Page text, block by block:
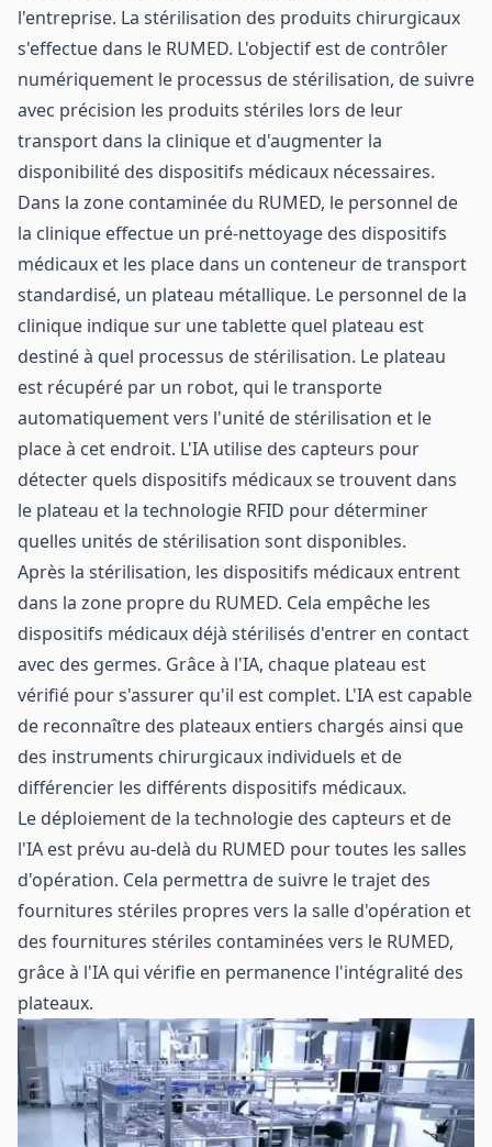
l'entreprise. La stérilisation des produits chirurgicaux
s'effectue dans le RUMED. L'objectif est de contrôler
numériquement le processus de stérilisation, de suivre
avec précision les produits stériles lors de leur
transport dans la clinique et d'augmenter la
disponibilité des dispositifs médicaux nécessaires.
Dans la zone contaminée du RUMED, le personnel de
la clinique effectue un pré-nettoyage des dispositifs
médicaux et les place dans un conteneur de transport
standardisé, un plateau métallique. Le personnel de la
clinique indique sur une tablette quel plateau est
destiné à quel processus de stérilisation. Le plateau
est récupéré par un robot, qui le transporte
automatiquement vers l'unité de stérilisation et le
place à cet endroit. L'IA utilise des capteurs pour
détecter quels dispositifs médicaux se trouvent dans
le plateau et la technologie RFID pour déterminer
quelles unités de stérilisation sont disponibles.
Après la stérilisation, les dispositifs médicaux entrent
dans la zone propre du RUMED. Cela empêche les
dispositifs médicaux déjà stérilisés d'entrer en contact
avec des germes. Grâce à l'IA, chaque plateau est
vérifié pour s'assurer qu'il est complet. L'IA est capable
de reconnaître des plateaux entiers chargés ainsi que
des instruments chirurgicaux individuels et de
différencier les différents dispositifs médicaux.
Le déploiement de la technologie des capteurs et de
l'IA est prévu au-delà du RUMED pour toutes les salles
d'opération. Cela permettra de suivre le trajet des
fournitures stériles propres vers la salle d'opération et
des fournitures stériles contaminées vers le RUMED,
grâce à l'IA qui vérifie en permanence l'intégralité des
plateaux.